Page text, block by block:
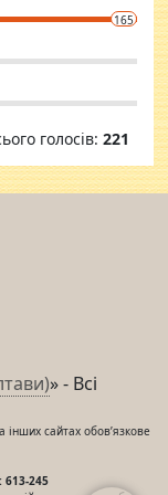
go to the health165
голосів: 221
» - Всі
інших сайтах обов’язкове
613-245